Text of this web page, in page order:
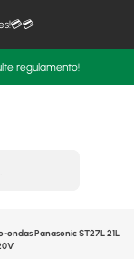
regulamento!
produtos
ondas Panasonic ST27L 21L